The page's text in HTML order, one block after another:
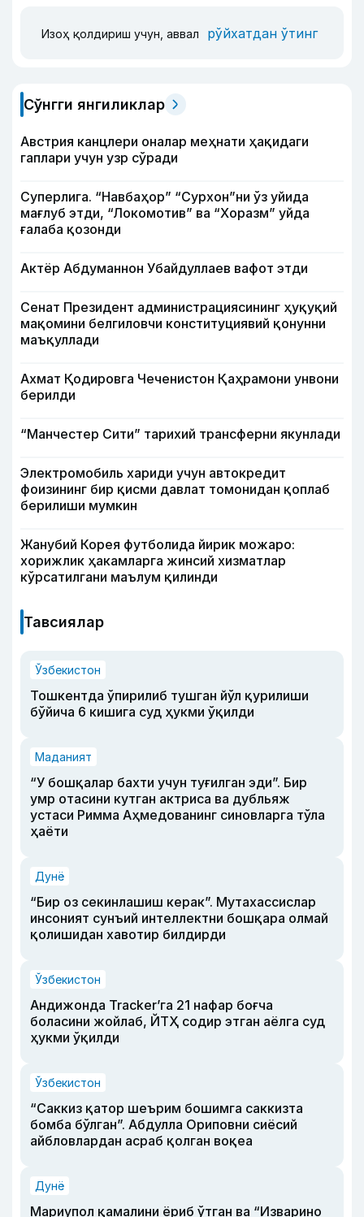
Изоҳ қолдириш учун, аввал рўйхатдан ўтинг
Сўнгги янгиликлар
Австрия канцлери оналар меҳнати ҳақидаги
гаплари учун узр сўради
Суперлига. “Навбаҳор” “Сурхон”ни ўз уйида
мағлуб этди, “Локомотив” ва “Хоразм” уйда
ғалаба қозонди
Актёр Абду­маннон Убайдуллаев вафот этди
Сенат Президент администрациясининг ҳуқуқий
мақомини белгиловчи конституциявий қонунни
маъқуллади
Ахмат Қодировга Чеченистон Қаҳрамони унвони
берилди
“Манчестер Сити” тарихий трансферни якунлади
Электромобиль хариди учун автокредит
фоизининг бир қисми давлат томонидан қоплаб
берилиши мумкин
Жанубий Корея футболида йирик можаро:
хорижлик ҳакамларга жинсий хизматлар
кўрсатилгани маълум қилинди
Тавсиялар
Ўзбекистон
Тошкентда ўпирилиб тушган йўл қурилиши
бўйича 6 кишига суд ҳукми ўқилди
Маданият
“У бошқалар бахти учун туғилган эди”. Бир
умр отасини кутган актриса ва дубльяж
устаси Римма Аҳмедованинг синовларга тўла
ҳаёти
Дунё
“Бир оз секинлашиш керак”. Мутахассислар
инсоният сунъий интеллектни бошқара олмай
қолишидан хавотир билдирди
Ўзбекистон
Андижонда Tracker’га 21 нафар боғча
боласини жойлаб, ЙТҲ содир этган аёлга суд
ҳукми ўқилди
Ўзбекистон
“Саккиз қатор шеърим бошимга саккизта
бомба бўлган”. Абдулла Ориповни сиёсий
айбловлардан асраб қолган воқеа
Дунё
Мариупол қамалини ёриб ўтган ва “Изварино